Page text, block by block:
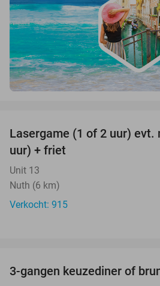
Lasergame (1 of 2 uur) evt.
uur) + friet
Unit 13
Nuth (6 km)
Verkocht: 915
3-gangen keuzediner of